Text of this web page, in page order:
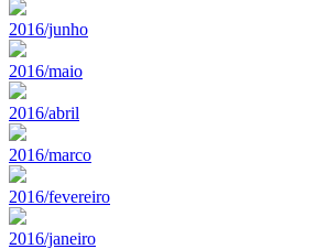
2016/junho
2016/maio
2016/abril
2016/marco
2016/fevereiro
2016/janeiro